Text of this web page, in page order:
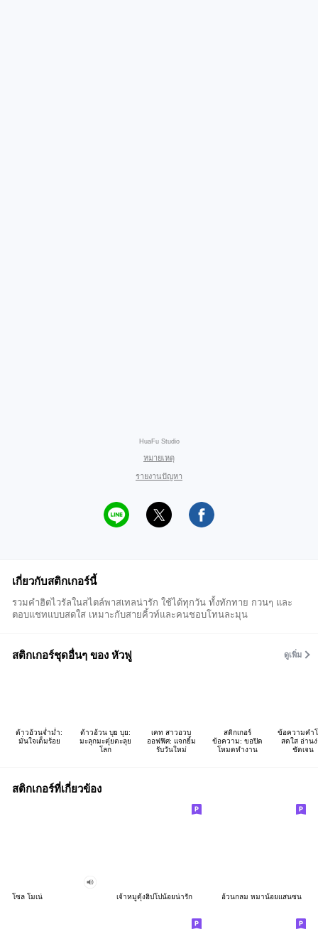
HuaFu Studio
หมายเหตุ
รายงานปัญหา
เกี่ยวกับสติกเกอร์นี้
รวมคำฮิตไวรัลในสไตล์พาสเทลน่ารัก ใช้ได้ทุกวัน ทั้งทักทาย กวนๆ และ
ตอบแชทแบบสดใส เหมาะกับสายคิ้วท์และคนชอบโทนละมุน
สติกเกอร์ชุดอื่นๆ ของ หัวฟู ดูเพิ่ม
ต้าวอ้วนจ่ำม่ำ:
มั่นใจเต็มร้อย
ต้าวอ้วน บุย บุย:
มะลุกมะตุ๋ยตะลุย
โลก
เคท สาวอวบ
ออฟฟิศ: แจกยิ้ม
รับวันใหม่
สติกเกอร์
ข้อความ: ขอปิด
โหมดทำงาน
ข้อความคำ
สดใส อ่าน
ชัดเจน
สติกเกอร์ที่เกี่ยวข้อง
โซล โมเน่ เจ้าหมูดุ้งฮิปโปน้อยน่ารัก อ้วนกลม หมาน้อยแสนซน